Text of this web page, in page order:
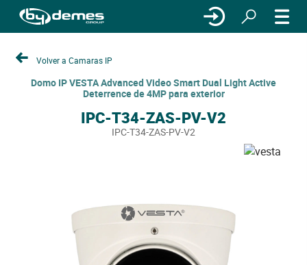
Volver a Camaras IP
Domo IP VESTA Advanced Video Smart Dual Light Active
Deterrence de 4MP para exterior
IPC-T34-ZAS-PV-V2
IPC-T34-ZAS-PV-V2